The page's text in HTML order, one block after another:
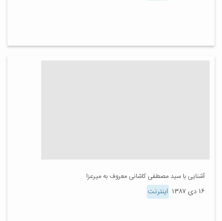
آشنایی با سید مصطفی کاشانی معروف به میرعزا
۱۶ دی ۱۳۸۷ اینترنت